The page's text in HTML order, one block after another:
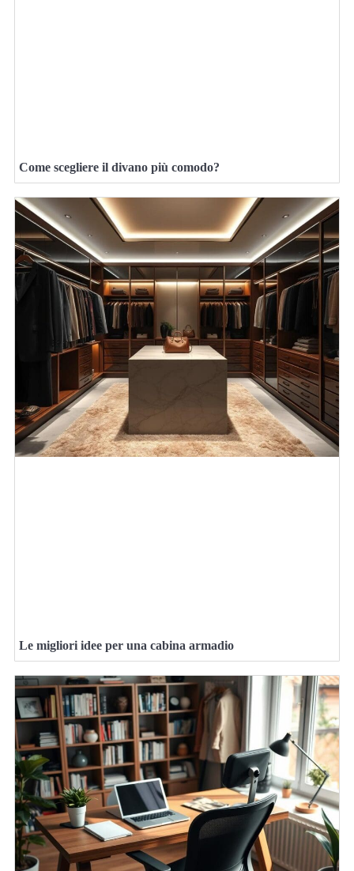
Come scegliere il divano più comodo?
Le migliori idee per una cabina armadio